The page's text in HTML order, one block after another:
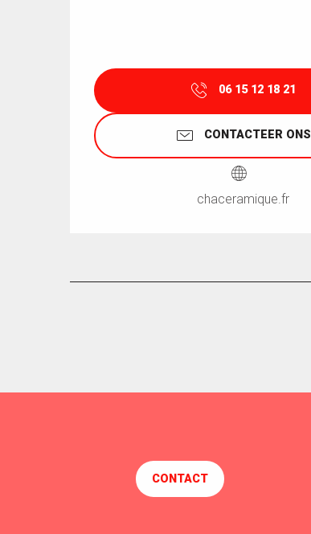
06 15 12 18 21
CONTACTEER ONS
chaceramique.fr
CONTACT